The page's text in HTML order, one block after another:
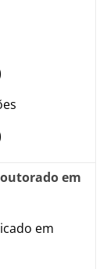
em
em